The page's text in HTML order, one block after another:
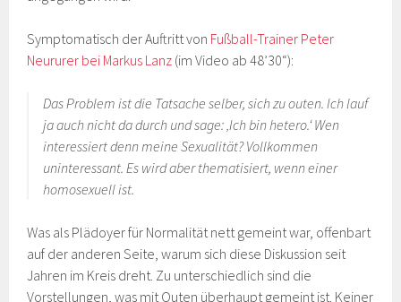
Symptomatisch der Auftritt von Fußball-Trainer Peter
Neururer bei Markus Lanz (im Video ab 48’30“):
Das Problem ist die Tatsache selber, sich zu outen. Ich lauf
ja auch nicht da durch und sage: ‚Ich bin hetero.‘ Wen
interessiert denn meine Sexualität? Vollkommen
uninteressant. Es wird aber thematisiert, wenn einer
homosexuell ist.
Was als Plädoyer für Normalität nett gemeint war, offenbart
auf der anderen Seite, warum sich diese Diskussion seit
Jahren im Kreis dreht. Zu unterschiedlich sind die
Vorstellungen, was mit Outen überhaupt gemeint ist. Keiner